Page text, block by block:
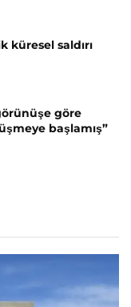
küresel saldırı
göre
başlamış”